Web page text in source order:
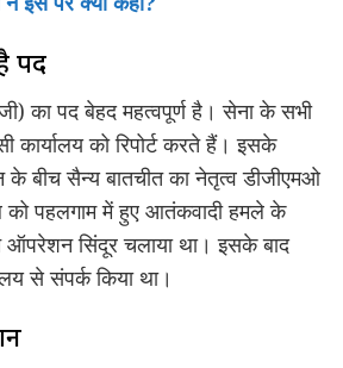
पद
का पद बेहद महत्वपूर्ण है। सेना के सभी
कार्यालय को रिपोर्ट करते हैं। इसके
के बीच सैन्य बातचीत का नेतृत्व डीजीएमओ
पहलगाम में हुए आतंकवादी हमले के
ऑपरेशन सिंदूर चलाया था। इसके बाद
से संपर्क किया था।